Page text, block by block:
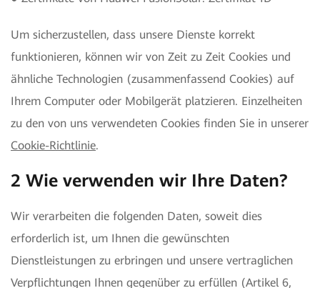
Um sicherzustellen, dass unsere Dienste korrekt
funktionieren, können wir von Zeit zu Zeit Cookies und
ähnliche Technologien (zusammenfassend Cookies) auf
Ihrem Computer oder Mobilgerät platzieren. Einzelheiten
zu den von uns verwendeten Cookies finden Sie in unserer
Cookie-Richtlinie.
2 Wie verwenden wir Ihre Daten?
Wir verarbeiten die folgenden Daten, soweit dies
erforderlich ist, um Ihnen die gewünschten
Dienstleistungen zu erbringen und unsere vertraglichen
Verpflichtungen Ihnen gegenüber zu erfüllen (Artikel 6,